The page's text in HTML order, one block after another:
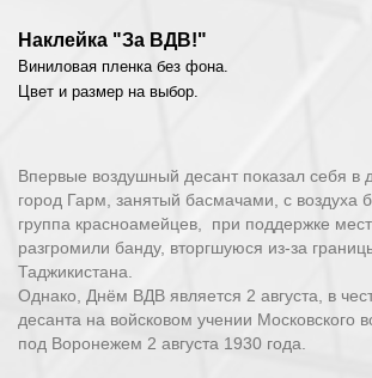
Наклейка "За ВДВ!"
Виниловая пленка без фона.
Цвет и размер на выбор.
Впервые воздушный десант показал себя в
город Гарм, занятый басмачами, с воздуха
группа красноамейцев, при поддержке
разгромили банду, вторгшуюся из-за
Таджикистана.
Однако, Днём ВДВ является 2 августа, в
десанта на войсковом учении Московского
под Воронежем 2 августа 1930 года.